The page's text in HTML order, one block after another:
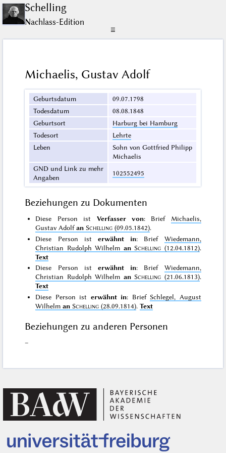
Schelling
Nachlass-Edition
☰
Michaelis, Gustav Adolf
Geburtsdatum
09.07.1798
Todesdatum
08.08.1848
Geburtsort
Harburg bei Hamburg
Todesort
Lehrte
Leben
Sohn von Gottfried Philipp
Michaelis
GND und Link zu mehr
Angaben
102552495
Beziehungen zu Dokumenten
Diese Person ist Verfasser von: Brief Michaelis,
Gustav Adolfan Schelling (09.05.1842).
Diese Person ist erwähnt in: Brief Wiedemann,
Christian Rudolph Wilhelm an Schelling (12.04.1812).
Text
Diese Person ist erwähnt in: Brief Wiedemann,
Christian Rudolph Wilhelm an Schelling (21.06.1813).
Text
Diese Person ist erwähnt in: Brief Schlegel, August
Wilhelman Schelling (28.09.1814).Text
Beziehungen zu anderen Personen
–